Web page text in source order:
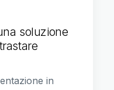
soluzione
in